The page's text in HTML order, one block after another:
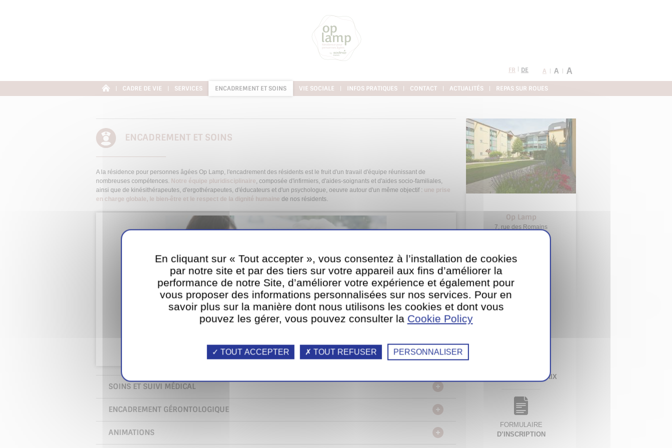
FR DE
CADRE DE VIE SERVICES ENCADREMENT ET SOINS VIE SOCIALE INFOS PRATIQUES CONTACT ACTUALITÉS REPAS SUR ROUES
A A A
ENCADREMENT ET SOINS
A la résidence pour personnes âgées Op Lamp, l'encadrement des résidents est le fruit d'un travail d'équipe réunissant de
nombreuses compétences. Notre équipe pluridisciplinaire, composée d'infirmiers, d'aides-soignants et d'aides socio-familiales,
ainsi que de kinésithérapeutes, d'ergothérapeutes, d'éducateurs et d'un psychologue, oeuvre autour d'un même objectif : une prise
en charge globale, le bien-être et le respect de la dignité humaine de nos résidents.
SOINS ET SUIVI MÉDICAL
ENCADREMENT GÉRONTOLOGIQUE
ANIMATIONS
Op Lamp
7, rue des Romains
L-6646 Wasserbillig
T.74 99 74 1
CONTACTEZ-NOUS
NOTRE LISTE DE PRIX
FORMULAIRE
D’INSCRIPTION
En cliquant sur « Tout accepter », vous consentez à l’installation de cookies
par notre site et par des tiers sur votre appareil aux fins d’améliorer la
performance de notre Site, d’améliorer votre expérience et également pour
vous proposer des informations personnalisées sur nos services. Pour en
savoir plus sur la manière dont nous utilisons les cookies et dont vous
pouvez les gérer, vous pouvez consulter la Cookie Policy
TOUT ACCEPTER TOUT REFUSER PERSONNALISER